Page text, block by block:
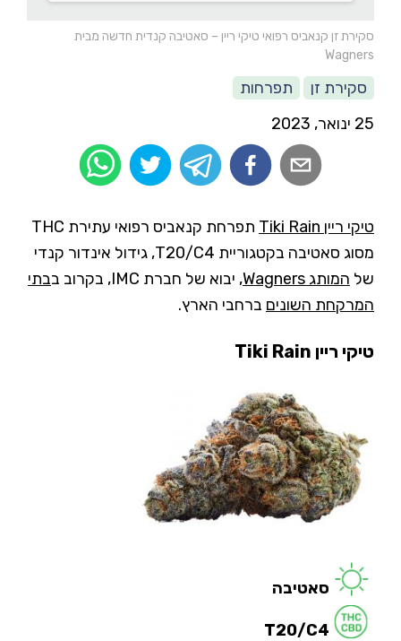
סקירת זן קנאביס רפואי טיקי ריין – סאטיבה קנדית חדשה מבית
Wagners
סקירת זן
תפרחות
25 ינואר, 2023
טיקי ריין Tiki Rain
תפרחת קנאביס רפואי עתירת THC
מסוג סאטיבה בקטגוריית T20/C4, גידול אינדור קנדי
של המותג Wagners , יבוא של חברת IMC, בקרוב ב
בתי
המרקחת השונים ברחבי הארץ.
טיקי ריין Tiki Rain
סאטיבה
T20/C4